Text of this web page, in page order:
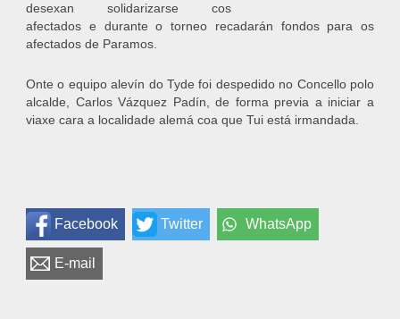
desexan solidarizarse cos
afectados e durante o torneo recadarán fondos para os
afectados de Paramos.
Onte o equipo alevín do Tyde foi despedido no Concello polo
alcalde, Carlos Vázquez Padín, de forma previa a iniciar a
viaxe cara a localidade alemá coa que Tui está irmandada.
Facebook Twitter WhatsApp
E-mail